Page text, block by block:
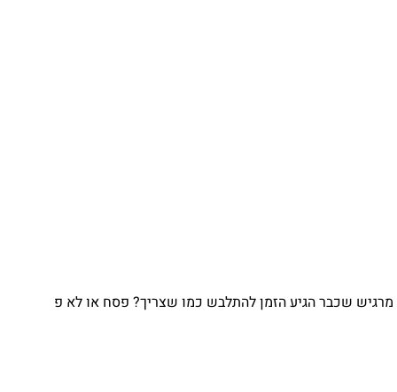
שכבר הגיע הזמן להתלבש כמו שצריך? פסח או לא פ